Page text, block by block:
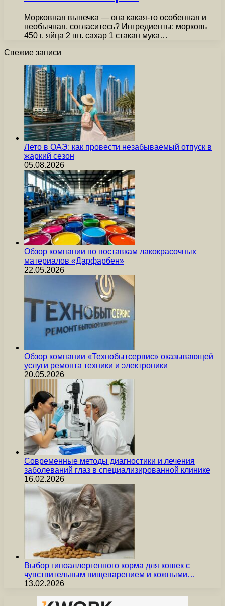
Морковная выпечка — она какая-то особенная и
необычная, согласитесь? Ингредиенты: морковь
450 г. яйца 2 шт. сахар 1 стакан мука…
Свежие записи
Лето в ОАЭ: как провести незабываемый отпуск в
жаркий сезон
05.08.2026
Обзор компании по поставкам лакокрасочных
материалов «Дарфарбен»
22.05.2026
Обзор компании «Технобытсервис» оказывающей
услуги ремонта техники и электроники
20.05.2026
Современные методы диагностики и лечения
заболеваний глаз в специализированной клинике
16.02.2026
Выбор гипоаллергенного корма для кошек с
чувствительным пищеварением и кожными…
13.02.2026